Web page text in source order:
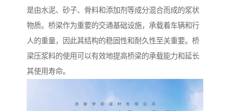
是由水泥、砂子、骨料和添加剂等成分混合而成的浆状
物质。桥梁作为重要的交通基础设施，承载着车辆和行
人的重量，因此其结构的稳固性和耐久性至关重要。桥
梁压浆料的使用可以有效地提高桥梁的承载能力和延长
其使用寿命。